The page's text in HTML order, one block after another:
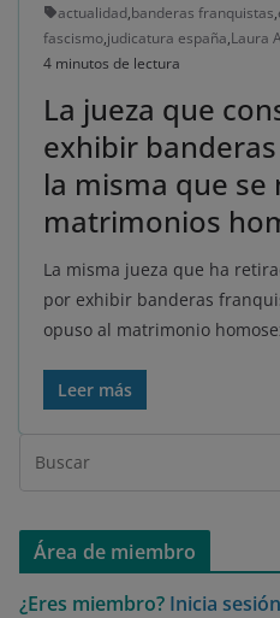
actualidad,banderas franquistas,
fascismo,judicatura españa,Laura
4 minutos de lectura
La jueza que
exhibir
la misma que se
matrimonios
La misma jueza que ha
por exhibir banderas
opuso al matrimonio
Leer más
Área de miembro
¿Eres miembro? Inicia sesión